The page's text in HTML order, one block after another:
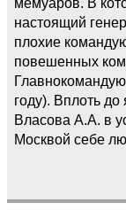
настоящий
плохие
повешенных
году). Вплоть
Власова А.А. в
Москвой себе